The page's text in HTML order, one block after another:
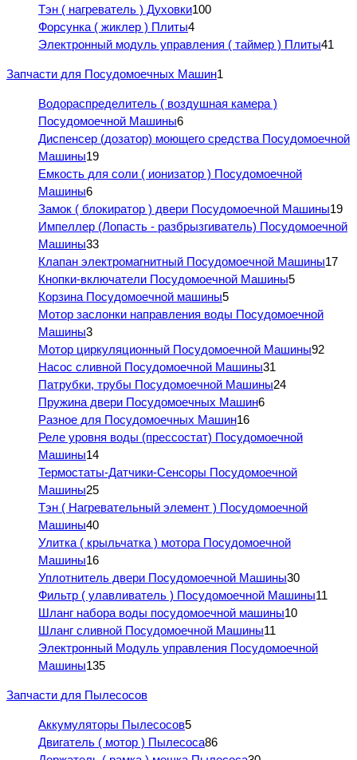
Тэн ( нагреватель ) Духовки100
Форсунка ( жиклер ) Плиты4
Электронный модуль управления ( таймер ) Плиты41
Запчасти для Посудомоечных Машин1
Водораспределитель ( воздушная камера )
Посудомоечной Машины6
Диспенсер (дозатор) моющего средства Посудомоечной
Машины19
Емкость для соли ( ионизатор ) Посудомоечной
Машины6
Замок ( блокиратор ) двери Посудомоечной Машины19
Импеллер (Лопасть - разбрызгиватель) Посудомоечной
Машины33
Клапан электромагнитный Посудомоечной Машины17
Кнопки-включатели Посудомоечной Машины5
Корзина Посудомоечной машины5
Мотор заслонки направления воды Посудомоечной
Машины3
Мотор циркуляционный Посудомоечной Машины92
Насос сливной Посудомоечной Машины31
Патрубки, трубы Посудомоечной Машины24
Пружина двери Посудомоечных Машин6
Разное для Посудомоечных Машин16
Реле уровня воды (прессостат) Посудомоечной
Машины14
Термостаты-Датчики-Сенсоры Посудомоечной
Машины25
Тэн ( Нагревательный элемент ) Посудомоечной
Машины40
Улитка ( крыльчатка ) мотора Посудомоечной
Машины16
Уплотнитель двери Посудомоечной Машины30
Фильтр ( улавливатель ) Посудомоечной Машины11
Шланг набора воды посудомоечной машины10
Шланг сливной Посудомоечной Машины11
Электронный Модуль управления Посудомоечной
Машины135
Запчасти для Пылесосов
Аккумуляторы Пылесосов5
Двигатель ( мотор ) Пылесоса86